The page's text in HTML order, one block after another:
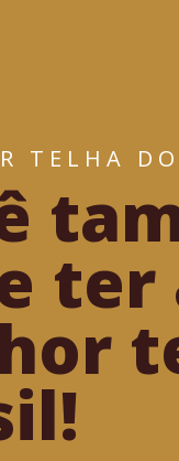
TELHA
ter